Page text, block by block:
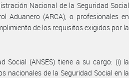
Nacional de la Seguridad Social
Aduanero (ARCA), o profesionales en
de los requisitos exigidos por la
Social (ANSES) tiene a su cargo: (i) la
nacionales de la Seguridad Social en la